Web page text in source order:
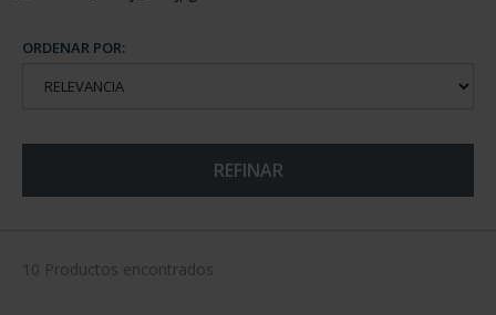
ORDENAR POR:
REFINAR
10 Productos encontrados